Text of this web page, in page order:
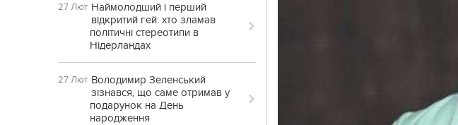
27 Лют Наймолодший і перший
відкритий гей: хто зламав
політичні стереотипи в
Нідерландах
27 Лют Володимир Зеленський
зізнався, що саме отримав у
подарунок на День
народження